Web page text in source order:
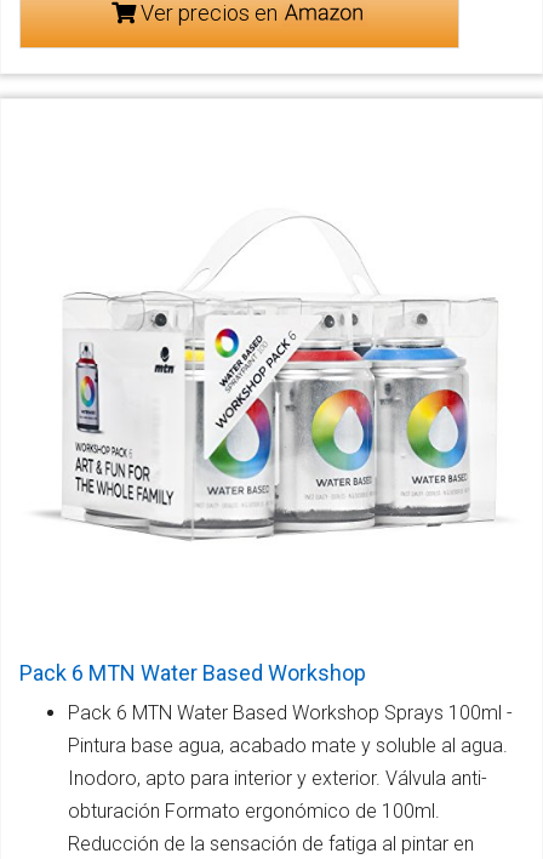
Ver precios en
Pack 6 MTN Water Based Workshop
Pack 6 MTN Water Based Workshop Sprays 100ml -
Pintura base agua, acabado mate y soluble al agua.
Inodoro, apto para interior y exterior. Válvula anti-
obturación Formato ergonómico de 100ml.
Reducción de la sensación de fatiga al pintar en